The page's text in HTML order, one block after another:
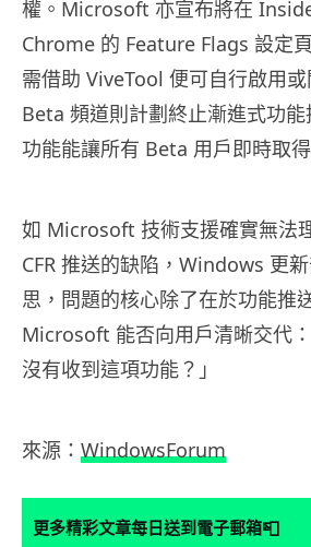
權。Microsoft 亦宣布將在
Chrome 的 Feature Flags 設定
需借助 ViveTool 便可自行啟用或
Beta 頻道則計劃終止漸進式功
功能能讓所有 Beta 用戶即時取得
如 Microsoft 技術支援確實無法
CFR 推送的缺陷，Windows 更
思，問題的核心除了在於功能推
Microsoft 能否向用戶清晰交代
沒有收到這項功能？」
來源： WindowsForum
更多精彩文章每日送到電子郵箱📮